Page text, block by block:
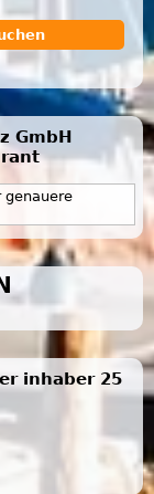
GmbH
genauere
inhaber 25